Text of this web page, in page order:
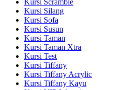
Kursi Silang
Kursi Sofa
Kursi Susun
Kursi Taman
Kursi Taman Xtra
Kursi Test
Kursi Tiffany
Kursi Tiffany Acrylic
Kursi Tiffany Kayu